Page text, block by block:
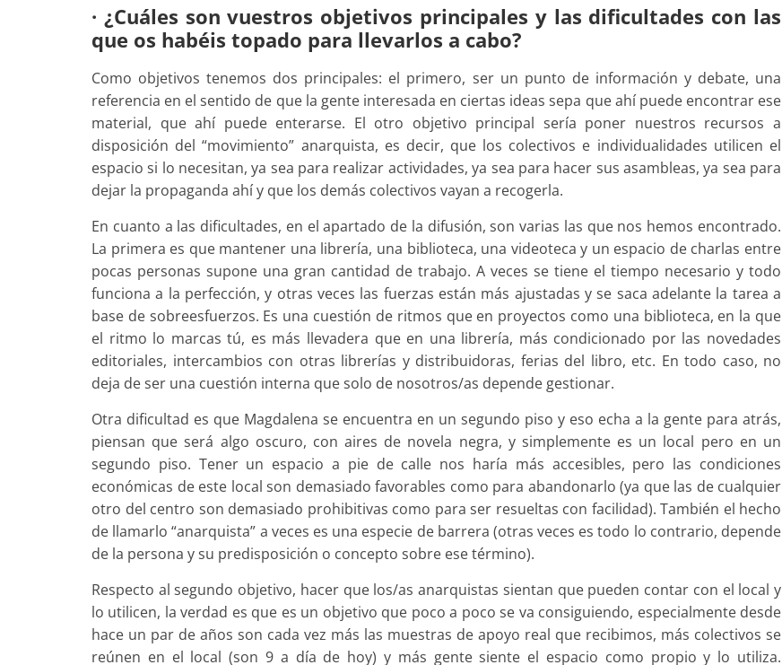
· ¿Cuáles son vuestros objetivos principales y las dificultades con las
que os habéis topado para llevarlos a cabo?
Como objetivos tenemos dos principales: el primero, ser un punto de información y debate, una
referencia en el sentido de que la gente interesada en ciertas ideas sepa que ahí puede encontrar ese
material, que ahí puede enterarse. El otro objetivo principal sería poner nuestros recursos a
disposición del “movimiento” anarquista, es decir, que los colectivos e individualidades utilicen el
espacio si lo necesitan, ya sea para realizar actividades, ya sea para hacer sus asambleas, ya sea para
dejar la propaganda ahí y que los demás colectivos vayan a recogerla.
En cuanto a las dificultades, en el apartado de la difusión, son varias las que nos hemos encontrado.
La primera es que mantener una librería, una biblioteca, una videoteca y un espacio de charlas entre
pocas personas supone una gran cantidad de trabajo. A veces se tiene el tiempo necesario y todo
funciona a la perfección, y otras veces las fuerzas están más ajustadas y se saca adelante la tarea a
base de sobreesfuerzos. Es una cuestión de ritmos que en proyectos como una biblioteca, en la que
el ritmo lo marcas tú, es más llevadera que en una librería, más condicionado por las novedades
editoriales, intercambios con otras librerías y distribuidoras, ferias del libro, etc. En todo caso, no
deja de ser una cuestión interna que solo de nosotros/as depende gestionar.
Otra dificultad es que Magdalena se encuentra en un segundo piso y eso echa a la gente para atrás,
piensan que será algo oscuro, con aires de novela negra, y simplemente es un local pero en un
segundo piso. Tener un espacio a pie de calle nos haría más accesibles, pero las condiciones
económicas de este local son demasiado favorables como para abandonarlo (ya que las de cualquier
otro del centro son demasiado prohibitivas como para ser resueltas con facilidad). También el hecho
de llamarlo “anarquista” a veces es una especie de barrera (otras veces es todo lo contrario, depende
de la persona y su predisposición o concepto sobre ese término).
Respecto al segundo objetivo, hacer que los/as anarquistas sientan que pueden contar con el local y
lo utilicen, la verdad es que es un objetivo que poco a poco se va consiguiendo, especialmente desde
hace un par de años son cada vez más las muestras de apoyo real que recibimos, más colectivos se
reúnen en el local (son 9 a día de hoy) y más gente siente el espacio como propio y lo utiliza.